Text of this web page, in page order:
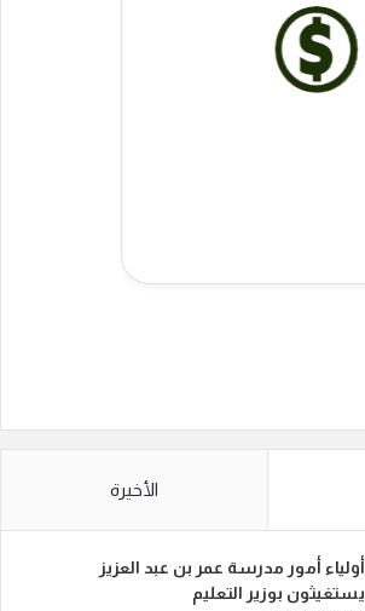
الأخيرة
أولياء أمور مدرسة عمر بن عبد العزيز
يستغيثون بوزير التعليم